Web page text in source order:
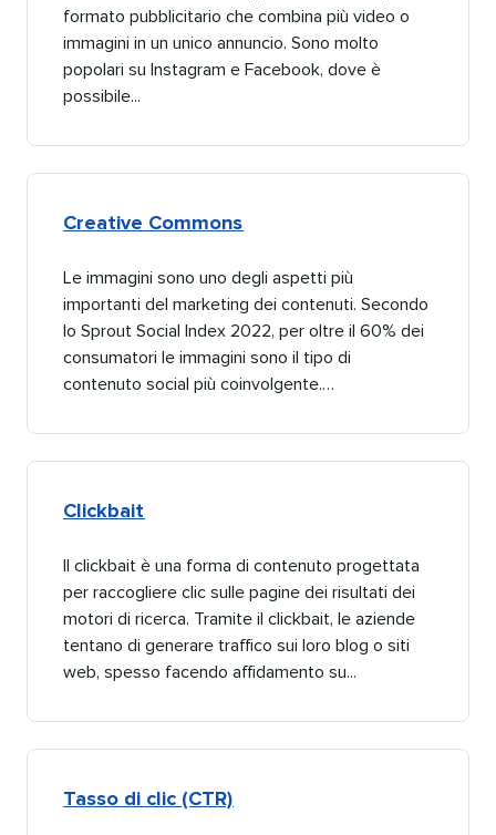
formato pubblicitario che combina più video o
immagini in un unico annuncio. Sono molto
popolari su Instagram e Facebook, dove è
possibile...​​
Creative Commons​​
Le immagini sono uno degli aspetti più
importanti del marketing dei contenuti. Secondo
lo Sprout Social Index 2022, per oltre il 60% dei
consumatori le immagini sono il tipo di
contenuto social più coinvolgente.…​​
Clickbait​​
Il clickbait è una forma di contenuto progettata
per raccogliere clic sulle pagine dei risultati dei
motori di ricerca. Tramite il clickbait, le aziende
tentano di generare traffico sui loro blog o siti
web, spesso facendo affidamento su...​​
Tasso di clic (CTR)​​